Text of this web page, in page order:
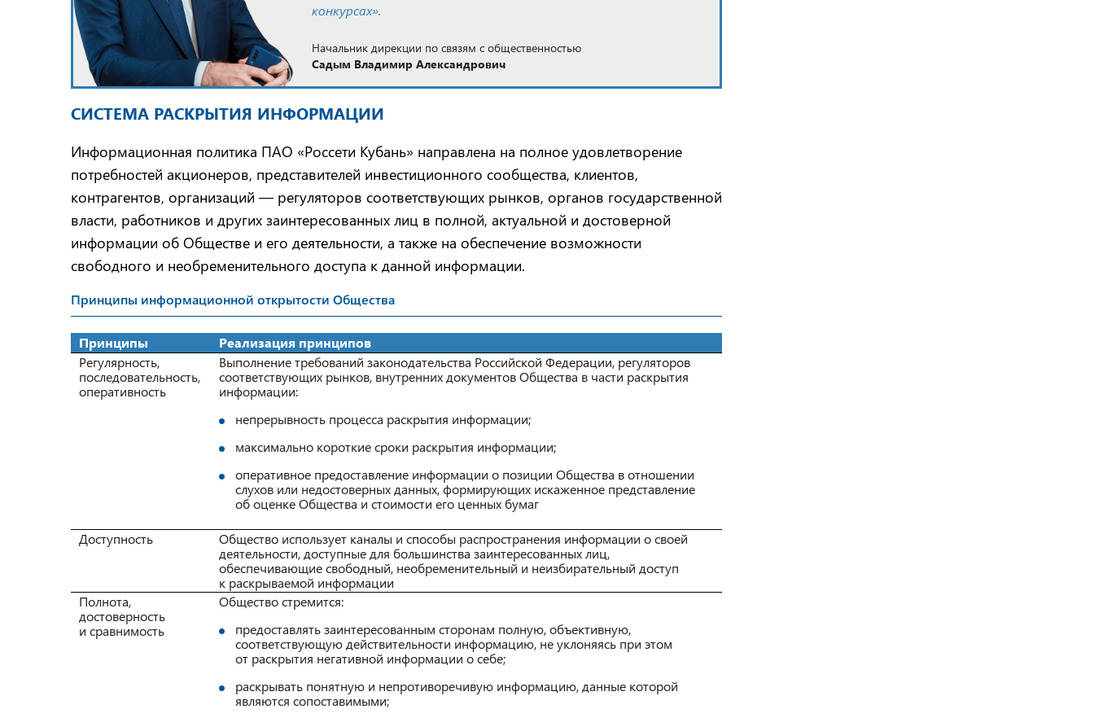
конкурсах».
Начальник дирекции по связям с общественностью
Садым Владимир Александрович
СИСТЕМА РАСКРЫТИЯ ИНФОРМАЦИИ
Информационная политика ПАО «Россети Кубань» направлена на полное удовлетворение
потребностей акционеров, представителей инвестиционного сообщества, клиентов,
контрагентов, организаций — регуляторов соответствующих рынков, органов государственной
власти, работников и других заинтересованных лиц в полной, актуальной и достоверной
информации об Обществе и его деятельности, а также на обеспечение возможности
свободного и необременительного доступа к данной информации.
Принципы информационной открытости Общества
Принципы
Реализация принципов
Регулярность,
последовательность,
оперативность
Выполнение требований законодательства Российской Федерации, регуляторов
соответствующих рынков, внутренних документов Общества в части раскрытия
информации:
непрерывность процесса раскрытия информации;
максимально короткие сроки раскрытия информации;
оперативное предоставление информации о позиции Общества в отношении
слухов или недостоверных данных, формирующих искаженное представление
об оценке Общества и стоимости его ценных бумаг
Доступность
Общество использует каналы и способы распространения информации о своей
деятельности, доступные для большинства заинтересованных лиц,
обеспечивающие свободный, необременительный и неизбирательный доступ
к раскрываемой информации
Полнота,
достоверность
и сравнимость
Общество стремится:
предоставлять заинтересованным сторонам полную, объективную,
соответствующую действительности информацию, не уклоняясь при этом
от раскрытия негативной информации о себе;
раскрывать понятную и непротиворечивую информацию, данные которой
являются сопоставимыми;